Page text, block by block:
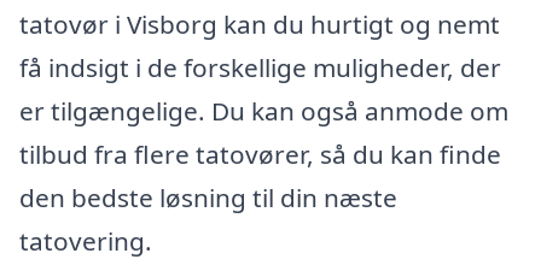
tatovør i Visborg kan du hurtigt og nemt
få indsigt i de forskellige muligheder, der
er tilgængelige. Du kan også anmode om
tilbud fra flere tatovører, så du kan finde
den bedste løsning til din næste
tatovering.